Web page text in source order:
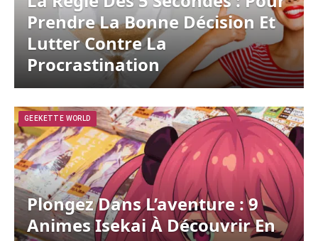
Prendre La Bonne Décision Et
Lutter Contre La
Procrastination
GEEKETTE WORLD
Plongez Dans L’aventure : 9
Animes Isekai À Découvrir En